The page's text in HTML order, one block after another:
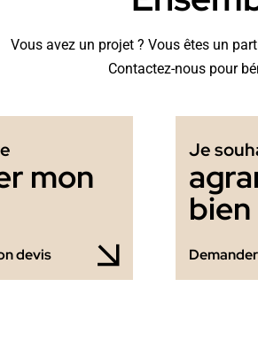
Vous avez un projet ? Vous êtes un
Contactez-nous pour
mon
devis
Je
bien